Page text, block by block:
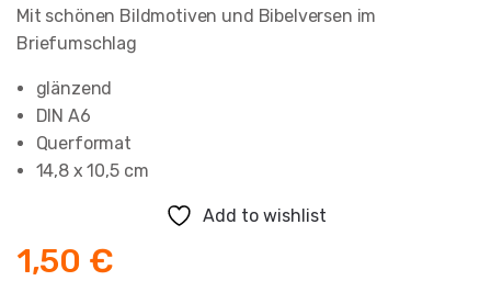
Mit schönen Bildmotiven und Bibelversen im
Briefumschlag
glänzend
DIN A6
Querformat
14,8 x 10,5 cm
Add to wishlist
1,50 €